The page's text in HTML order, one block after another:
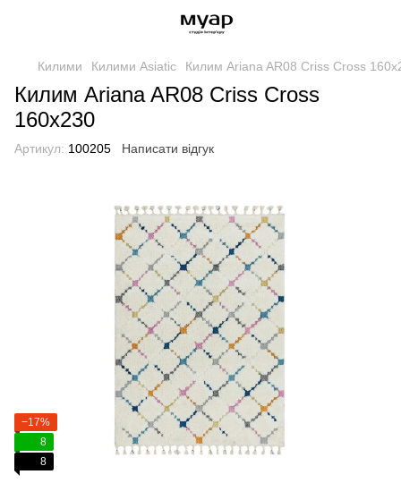
Килими Килими Asiatic Килим Ariana AR08 Criss Cross
Килим Ariana AR08 Criss Cross
160x230
Артикул: 100205 Написати відгук
−17%
8
8